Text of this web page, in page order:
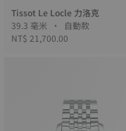
Tissot Le Locle 力洛克
39.3 毫米 • 自動款
NT$ 21,700.00